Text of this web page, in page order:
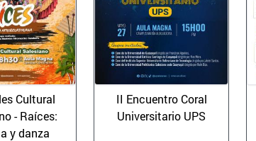
Cultural
- Raíces:
y danza
II Encuentro Coral
Universitario UPS